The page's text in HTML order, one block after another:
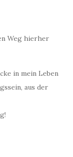
Weg hierher
in mein Leben
aus der